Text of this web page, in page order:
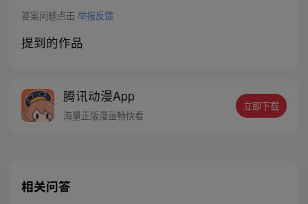
答案问题点击 举报反馈
提到的作品
腾讯动漫App
海量正版漫画畅快看
立即下载
相关问答